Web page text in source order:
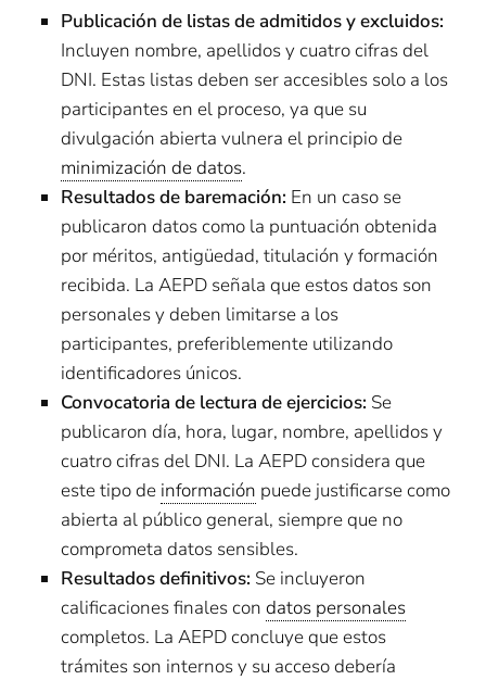
Publicación de listas de admitidos y excluidos:
Incluyen nombre, apellidos y cuatro cifras del
DNI. Estas listas deben ser accesibles solo a los
participantes en el proceso, ya que su
divulgación abierta vulnera el principio de
minimización de datos.
Resultados de baremación: En un caso se
publicaron datos como la puntuación obtenida
por méritos, antigüedad, titulación y formación
recibida. La AEPD señala que estos datos son
personales y deben limitarse a los
participantes, preferiblemente utilizando
identificadores únicos.
Convocatoria de lectura de ejercicios: Se
publicaron día, hora, lugar, nombre, apellidos y
cuatro cifras del DNI. La AEPD considera que
este tipo de información puede justificarse como
abierta al público general, siempre que no
comprometa datos sensibles.
Resultados definitivos: Se incluyeron
calificaciones finales con datos personales
completos. La AEPD concluye que estos
trámites son internos y su acceso debería